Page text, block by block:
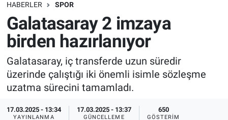
HABERLER SPOR
Galatasaray 2 imzaya
birden hazırlanıyor
Galatasaray, iç transferde uzun süredir
üzerinde çalıştığı iki önemli isimle sözleşme
uzatma sürecini tamamladı.
17.03.2025 - 13:34
YAYINLANMA
17.03.2025 - 13:37
GÜNCELLEME
650
GÖSTERIM
Bilim turu
Bilim ve Teknoloji Evreni
Doğa Konuşuyor
Dünya
Ege Saati
Dünya
Teknoloji
Sağlık
Spor
Yayın Akışı
Trafik Durumu
Süper Lig Puan Durumu ve Fikstür
Tüm Manşetler
Son Dakika Haberleri
Haber Arşivi